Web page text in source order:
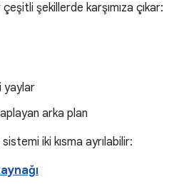
şekillerde karşımıza çıkar:
yaylar
arka plan
iki kısma ayrılabilir: